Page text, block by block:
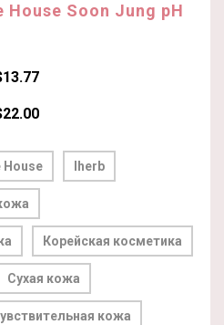
House Soon Jung pH
House Iherb
Корейская косметика
Сухая кожа
кожа